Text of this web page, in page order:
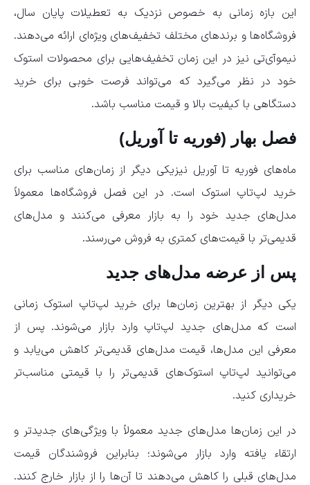
این بازه زمانی به خصوص نزدیک به تعطیلات پایان سال،
فروشگاه‌ها و برندهای مختلف تخفیف‌های ویژه‌ای ارائه می‌دهند.
نیموآی‌تی نیز در این زمان تخفیف‌هایی برای محصولات استوک
خود در نظر می‌گیرد که می‌تواند فرصت خوبی برای خرید
دستگاهی با کیفیت بالا و قیمت مناسب باشد.
فصل بهار (فوریه تا آوریل)
ماه‌های فوریه تا آوریل نیزیکی دیگر از زمان‌های مناسب برای
خرید لپ‌تاپ استوک است. در این فصل فروشگاه‌ها معمولاً
مدل‌های جدید خود را به بازار معرفی می‌کنند و مدل‌های
قدیمی‌تر با قیمت‌های کمتری به فروش می‌رسند.
پس از عرضه مدل‌های جدید
یکی دیگر از بهترین زمان‌ها برای خرید لپ‌تاپ استوک زمانی
است که مدل‌های جدید لپ‌تاپ وارد بازار می‌شوند. پس از
معرفی این مدل‌ها، قیمت مدل‌های قدیمی‌تر کاهش می‌یابد و
می‌توانید لپ‌تاپ استوک‌های قدیمی‌تر را با قیمتی مناسب‌تر
خریداری کنید.
در این زمان‌ها مدل‌های جدید معمولاً با ویژگی‌های جدیدتر و
ارتقاء یافته وارد بازار می‌شوند؛ بنابراین فروشندگان قیمت
مدل‌های قبلی را کاهش می‌دهند تا آن‌ها را از بازار خارج کنند.